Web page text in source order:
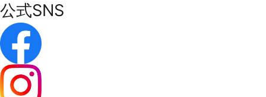
公式SNS